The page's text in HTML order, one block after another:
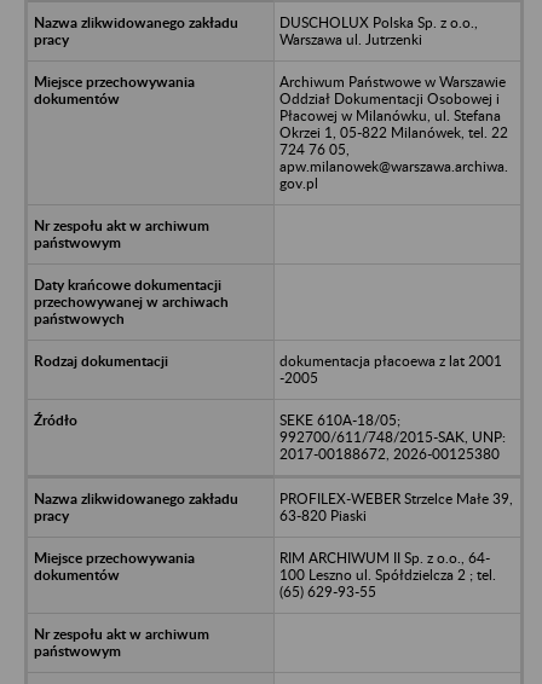
DUSCHOLUX Polska Sp. z o.o.,
Warszawa ul. Jutrzenki
Archiwum Państwowe w Warszawie
Oddział Dokumentacji Osobowej i
Płacowej w Milanówku, ul. Stefana
Okrzei 1, 05-822 Milanówek, tel. 22
724 76 05,
apw.milanowek@warszawa.archiwa.
gov.pl
dokumentacja płacoewa z lat 2001
-2005
SEKE 610A-18/05;
992700/611/748/2015-SAK, UNP:
2017-00188672, 2026-00125380
PROFILEX-WEBER Strzelce Małe 39,
63-820 Piaski
RIM ARCHIWUM II Sp. z o.o., 64-
100 Leszno ul. Spółdzielcza 2 ; tel.
(65) 629-93-55